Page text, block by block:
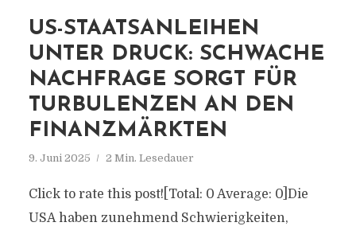
US-STAATSANLEIHEN
UNTER DRUCK: SCHWACHE
NACHFRAGE SORGT FÜR
TURBULENZEN AN DEN
FINANZMÄRKTEN
9. Juni 2025 2 Min. Lesedauer
Click to rate this post![Total: 0 Average: 0]Die
USA haben zunehmend Schwierigkeiten,